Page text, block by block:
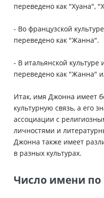
переведено как "Хуана",
- Во французской
переведено как "Жанна".
- В итальянской
переведено как "Жанна"
Итак, имя Джонна имеет
культурную связь, а его
ассоциации с
личностями и
Джонна также имеет
в разных культурах.
Число имени